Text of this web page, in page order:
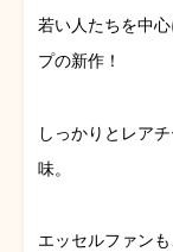
若い人たちを中
プの新作！
しっかりとレア
味。
エッセルファン